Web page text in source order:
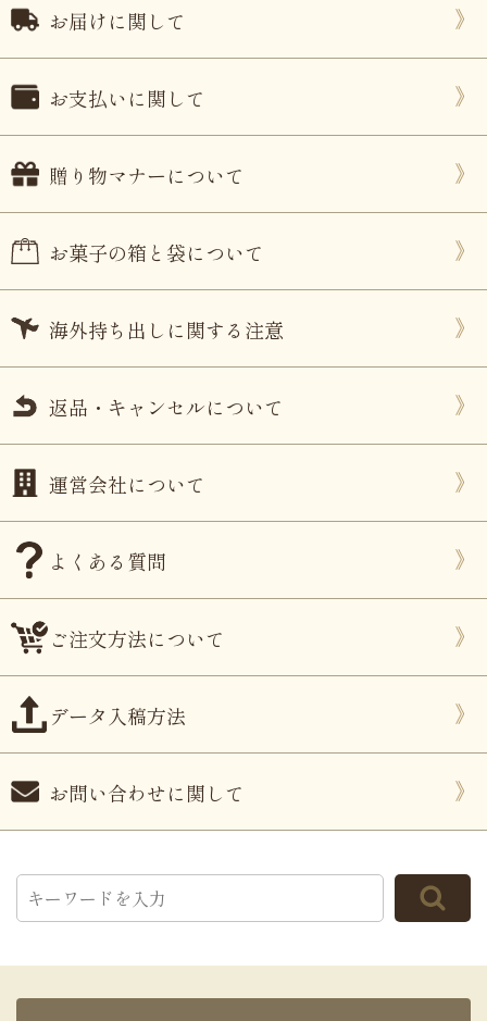
お届けに関して
お支払いに関して
贈り物マナーについて
お菓子の箱と袋について
海外持ち出しに関する注意
返品・キャンセルについて
運営会社について
よくある質問
ご注文方法について
データ入稿方法
お問い合わせに関して